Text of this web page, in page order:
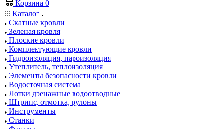
Корзина 0
Каталог
Скатные кровли
Зеленая кровля
Плоские кровли
Комплектующие кровли
Гидроизоляция, пароизоляция
Утеплитель, теплоизоляция
Элементы безопасности кровли
Водосточная система
Лотки дренажные водоотводные
Штрипс, отмотка, рулоны
Инструменты
Станки